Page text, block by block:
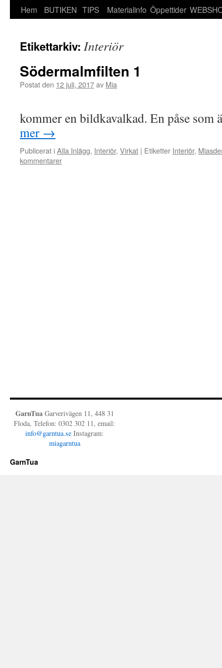
Hem BUTIKEN TIPS Materialinfo Öppettider
Etikettarkiv: Interiör
Södermalmfilten 1
Postat den 12 juli, 2017av Mia
kommer en bildkavalkad. En påse
mer →
Publicerat iAlla Inlägg, Interiör, Virkat | Etiketter Interiör,
kommentarer
GarnTuaGarverivägen 11, 448 31
Floda, Telefon: 0302 302 11, email:
info@garntua.se Instagram:
miagarntua
GarnTua